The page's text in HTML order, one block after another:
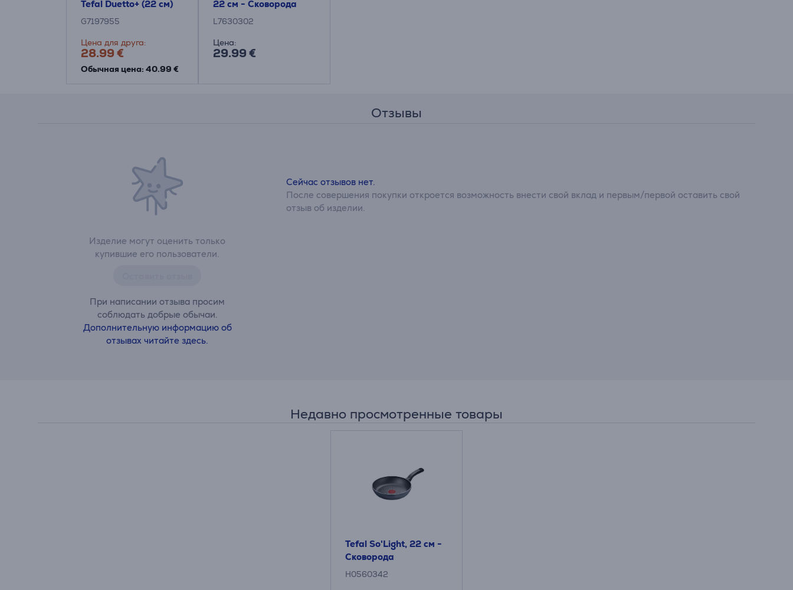
Tefal Duetto+ (22 см)
G7197955
Цена для друга:
28.99 €
Обычная цена: 40.99 €
22 см - Сковорода
L7630302
Цена:
29.99 €
Отзывы
Изделие могут оценить только
купившие его пользователи.
При написании отзыва просим
соблюдать добрые обычаи.
Дополнительную информацию об
отзывах читайте здесь.
Сейчас отзывов нет.
После совершения покупки откроется возможность внести свой вклад и первым/первой оставить свой
отзыв об изделии.
Недавно просмотренные товары
Tefal So'Light, 22 см -
Сковорода
H0560342